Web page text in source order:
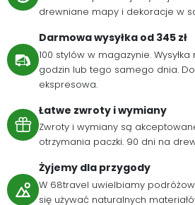
drewniane mapy i dekoracje w
Darmowa wysyłka od 345 zł
100 stylów w magazynie.
godzin lub tego samego dnia.
ekspresowa.
Łatwe zwroty i wymiany
Zwroty i wymiany są
otrzymania paczki. 90 dni na
Żyjemy dla przygody
W 68travel uwielbiamy
się używać naturalnych